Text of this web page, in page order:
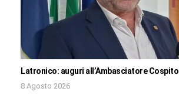
Latronico: auguri all’Ambasciatore Cospito
8 Agosto 2026